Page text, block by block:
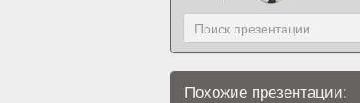
Похожие презентации: